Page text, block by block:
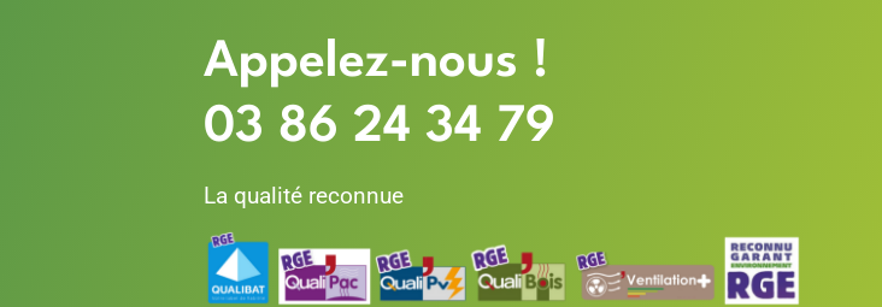
Appelez-nous !
03 86 24 34 79
La qualité reconnue